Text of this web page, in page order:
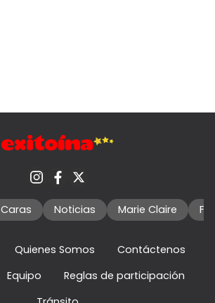
Caras Noticias Marie Claire
Quienes Somos
Contáctenos
Equipo
Reglas de participación